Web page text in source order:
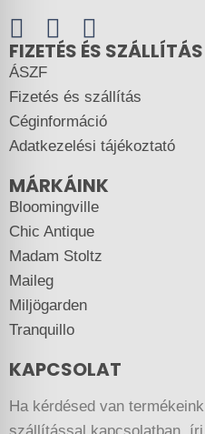
FIZETÉS ÉS SZÁLLÍTÁS
ÁSZF
Fizetés és szállítás
Céginformáció
Adatkezelési tájékoztató
MÁRKÁINK
Bloomingville
Chic Antique
Madam Stoltz
Maileg
Miljögarden
Tranquillo
KAPCSOLAT
Ha kérdésed van